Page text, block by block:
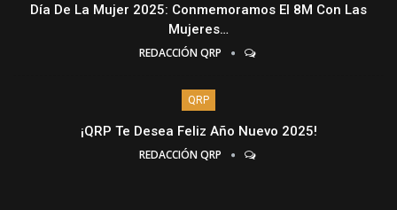
Día De La Mujer 2025: Conmemoramos El 8M Con Las
Mujeres…
REDACCIÓN QRP
QRP
¡QRP Te Desea Feliz Año Nuevo 2025!
REDACCIÓN QRP